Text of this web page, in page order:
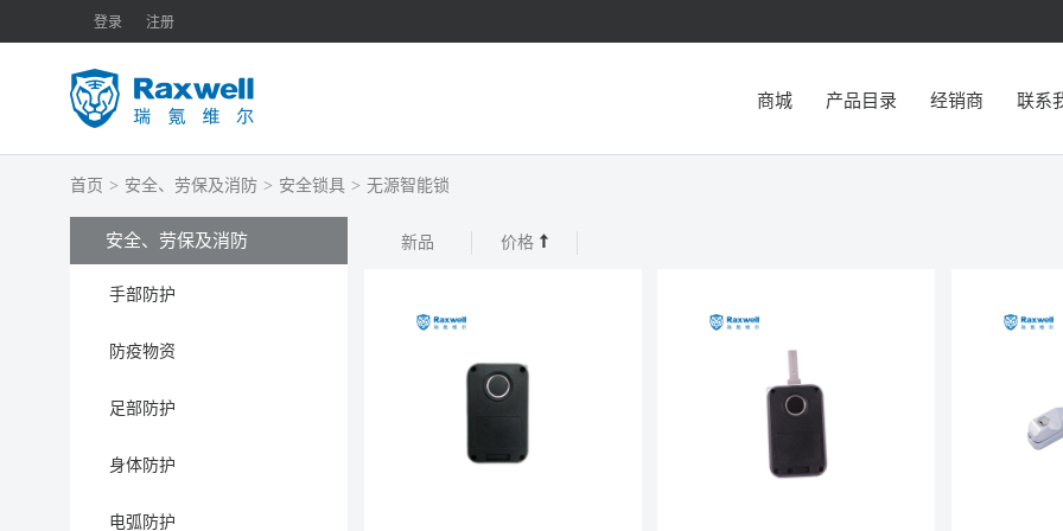
登录 注册
商城 产品目录 经销商 联系
首页 > 安全、劳保及消防 > 安全锁具 > 无源智能锁
安全、劳保及消防
手部防护
防疫物资
足部防护
身体防护
电弧防护
新品 价格